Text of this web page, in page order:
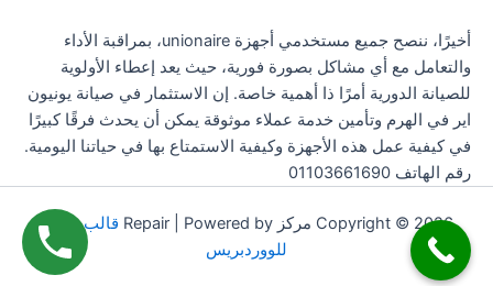
أخيرًا، ننصح جميع مستخدمي أجهزة unionaire، بمراقبة الأداء
والتعامل مع أي مشاكل بصورة فورية، حيث يعد إعطاء الأولوية
للصيانة الدورية أمرًا ذا أهمية خاصة. إن الاستثمار في صيانة يونيون
اير في الهرم وتأمين خدمة عملاء موثوقة يمكن أن يحدث فرقًا كبيرًا
في كيفية عمل هذه الأجهزة وكيفية الاستمتاع بها في حياتنا اليومية.
رقم الهاتف 01103661690
Copyright © 2026 مركز Repair | Powered by
قالب Astra
للووردبريس